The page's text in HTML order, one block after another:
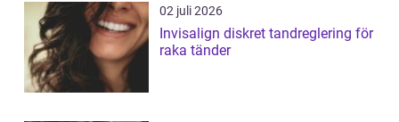
02 juli 2026
Invisalign diskret tandreglering för
raka tänder